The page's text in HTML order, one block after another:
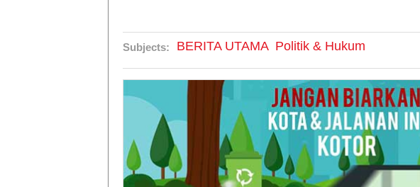
Subjects: BERITA UTAMA Politik & Hukum